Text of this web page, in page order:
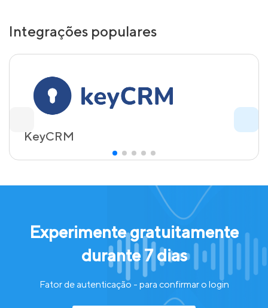
Integrações populares
KeyCRM
Experimente gratuitamente
durante 7 dias
Fator de autenticação - para confirmar o login